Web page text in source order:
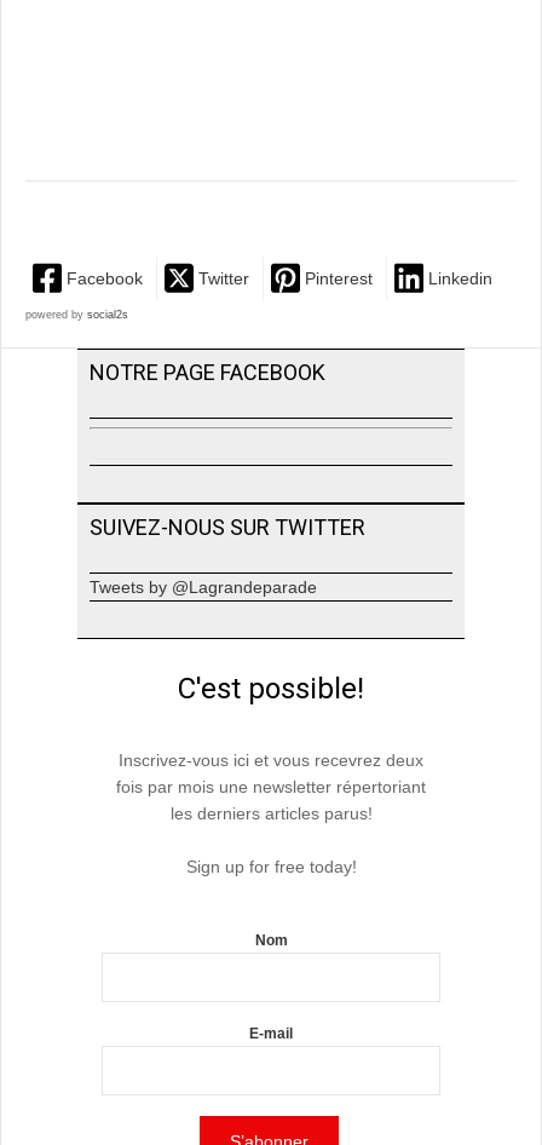
Facebook Twitter Pinterest Linkedin
powered by social2s
NOTRE PAGE FACEBOOK
SUIVEZ-NOUS SUR TWITTER
Tweets by @Lagrandeparade
C'est possible!
Inscrivez-vous ici et vous recevrez deux
fois par mois une newsletter répertoriant
les derniers articles parus!
Sign up for free today!
Nom
E-mail